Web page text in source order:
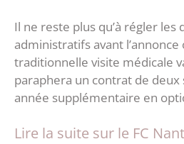
Il ne reste plus qu’à régler les
administratifs avant
traditionnelle visite médicale
paraphera un contrat de deux
année supplémentaire en
Lire la suite sur le FC